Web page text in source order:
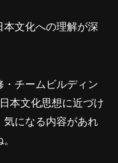
文化への理解が深
チームビルディン
本文化思想に近づけ
になる内容があれ